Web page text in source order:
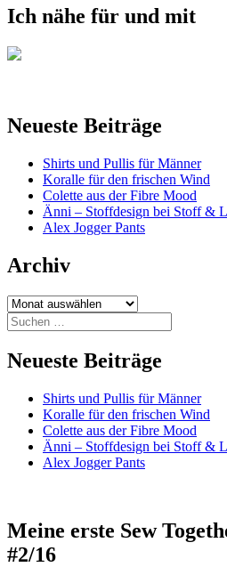
Ich nähe für und mit
Neueste Beiträge
Shirts und Pullis für Männer
Koralle für den frischen Wind
Colette aus der Fibre Mood
Änni – Stoffdesign bei Stoff &
Alex Jogger Pants
Archiv
Archiv
Suchen
nach:
Neueste Beiträge
Shirts und Pullis für Männer
Koralle für den frischen Wind
Colette aus der Fibre Mood
Änni – Stoffdesign bei Stoff &
Alex Jogger Pants
Meine erste Sew
#2/16